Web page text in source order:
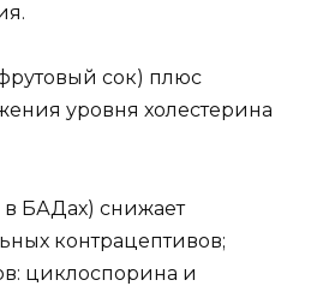
сок) плюс
уровня холестерина
в БАДах) снижает
контрацептивов;
циклоспорина и